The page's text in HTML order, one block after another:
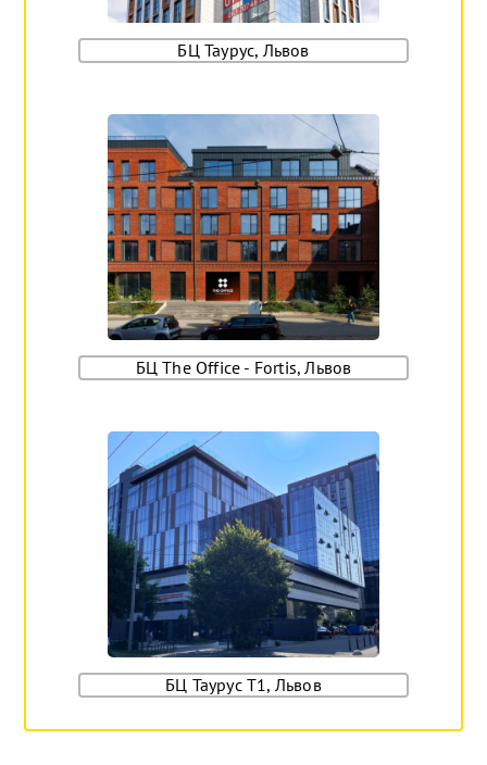
БЦ Таурус, Львов
БЦ The Office - Fortis, Львов
БЦ Таурус Т1, Львов